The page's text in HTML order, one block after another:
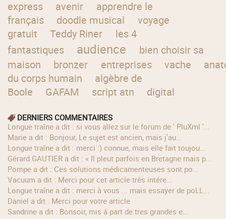
express
avenir
apprendre le
français
doodle musical
voyage
gratuit
Teddy Riner
les 4
fantastiques
audience
bien choisir sa
maison
bronzer entreprises vache
du corps humain
algèbre de
Boole
GAFAM script atn digital
DERNIERS COMMENTAIRES
longue traîne a dit : si vous allez sur le forum de ' PluXml '...
Marie a dit : Bonjour, Le sujet est ancien, mais j'au...
longue traîne a dit : merci :) connue, mais elle fait toujou...
Gérard GAUTIER a dit : « Il pleut parfois en Bretagne mais p...
Pompe a dit : Ces solutions médicamenteuses sont po...
Vacuum a dit : Merci pour cet article très intére...
longue traîne a dit : merci à vous ... mais essayer de poLL...
Daniel a dit : Merci pour votre article
Sandrine a dit : Bonsoir, mis á part de tres grandes e...